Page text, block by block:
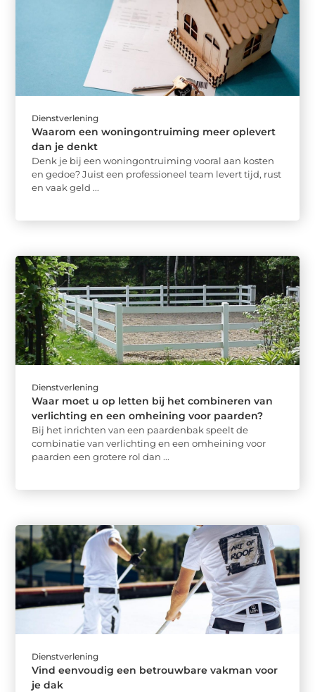
Dienstverlening
Waarom een woningontruiming meer oplevert
dan je denkt
Denk je bij een woningontruiming vooral aan kosten
en gedoe? Juist een professioneel team levert tijd, rust
en vaak geld ...
Dienstverlening
Waar moet u op letten bij het combineren van
verlichting en een omheining voor paarden?
Bij het inrichten van een paardenbak speelt de
combinatie van verlichting en een omheining voor
paarden een grotere rol dan ...
Dienstverlening
Vind eenvoudig een betrouwbare vakman voor
je dak